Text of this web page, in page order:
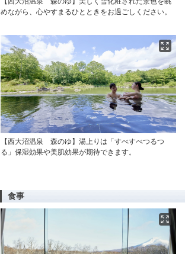
めながら、心やすまるひとときをお過ごしください。
【西大沼温泉 森のゆ】湯上りは「すべすべつるつ
る」保湿効果や美肌効果が期待できます。
食事